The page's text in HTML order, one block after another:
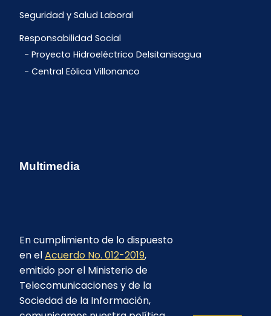
Seguridad y Salud Laboral
Responsabilidad Social
Proyecto Hidroeléctrico Delsitanisagua
Central Eólica Villonanco
Multimedia
En cumplimiento de lo dispuesto
en elAcuerdo No. 012-2019,
emitido por el Ministerio de
Telecomunicaciones y de la
Sociedad de la Información,